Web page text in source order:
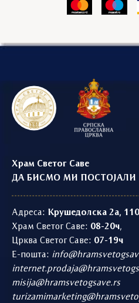
Храм Светог Саве
ДА БИСМО МИ ПОСТОЈАЛИ
Адреса: Крушедолска 2а,
Храм Светог Саве: 08-20ч,
Црква Светог Саве: 07-19ч
Е-пошта:
misija@hramsvetogsave.rs